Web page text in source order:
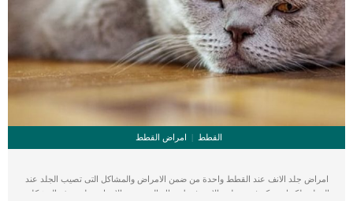
القطط امراض القطط
امراض جلد الانف عند القطط واحدة من ضمن الامراض والمشاكل التى تصيب الجلد عند
القطة ولكنها تتمركز فى منطقة الانف فقط. هناك العديد من الاسباب خلف هذه المشكلة,